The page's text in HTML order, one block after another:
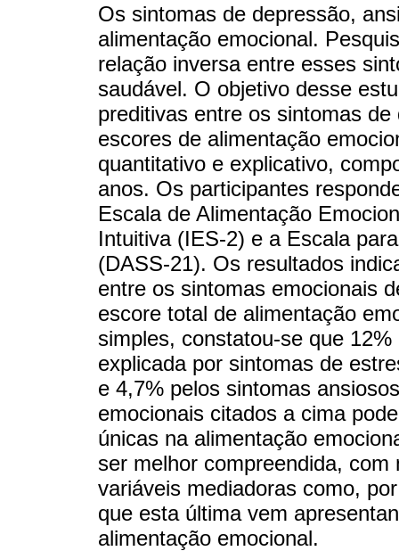
Os sintomas de depressão,
alimentação emocional.
relação inversa entre esses
saudável. O objetivo desse
preditivas entre os sintomas
escores de alimentação
quantitativo e explicativo,
anos. Os participantes
Escala de Alimentação
Intuitiva (IES-2) e a Escala
(DASS-21). Os resultados
entre os sintomas emocionais
escore total de alimentação
simples, constatou-se que
explicada por sintomas de
e 4,7% pelos sintomas
emocionais citados a cima
únicas na alimentação
ser melhor compreendida,
variáveis mediadoras como,
que esta última vem
alimentação emocional.